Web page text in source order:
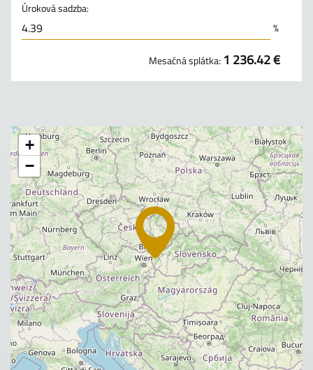
Úroková sadzba:
%
Mesačná splátka: 1 236.42 €
+
−